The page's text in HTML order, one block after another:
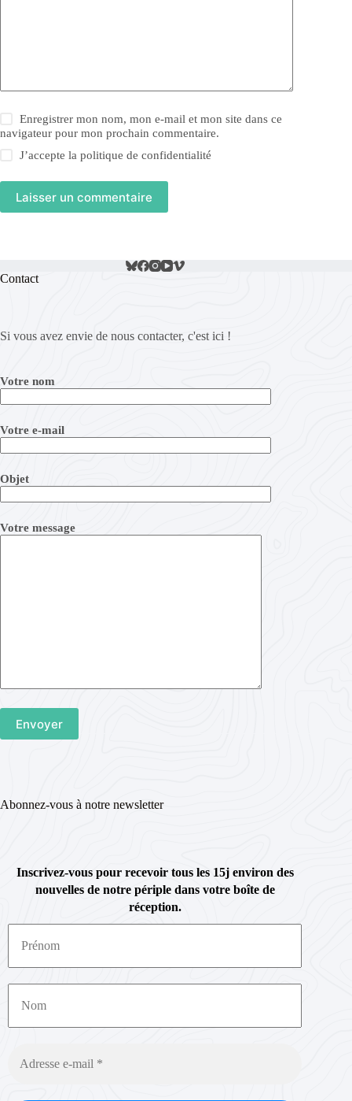
Enregistrer mon nom, mon e-mail et mon site dans ce
navigateur pour mon prochain commentaire.
J’accepte lapolitique de confidentialité
Laisser un commentaire
Contact
Si vous avez envie de nous contacter, c'est ici !
Votre nom
Votre e-mail
Objet
Votre message
Abonnez-vous à notre newsletter
Inscrivez-vous pour recevoir tous les 15j environ des
nouvelles de notre périple dans votre boîte de
réception.